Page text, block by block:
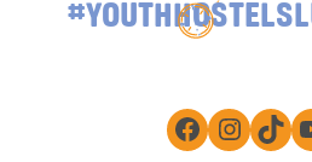
Facebook